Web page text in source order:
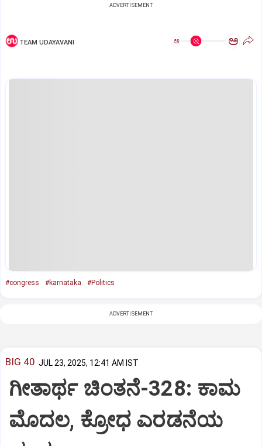
ADVERTISEMENT
TEAM UDAYAVANI ಅ ಅ
#congress #karnataka #Politics
ADVERTISEMENT
BIG 40 JUL 23, 2025, 12:41 AM IST
ಗೀತಾರ್ಥ ಚಿಂತನೆ-328: ಕಾಮ
ಮೊದಲ, ಕ್ರೋಧ ಎರಡನೆಯ